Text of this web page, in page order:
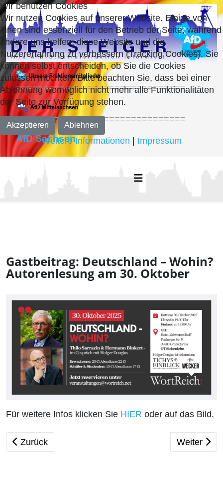
===============================
===============================
AfD Sachsen
Gastbeitrag: Deutschland – Wohin?
Autorenlesung am 30. Oktober
Für weitere Infos klicken Sie HIER oder auf das Bild.
Vorheriger Beitrag: Jeden Donnerstag im Oktober -
Zurück Nächster
Weiter
Wir benutzen Cookies
Wir nutzen Cookies auf unserer Website. Einige von
ihnen sind essenziell für den Betrieb der Seite, während
andere uns helfen, diese Website und die
Nutzererfahrung zu verbessern (Tracking Cookies). Sie
können selbst entscheiden, ob Sie die Cookies
zulassen möchten. Bitte beachten Sie, dass bei einer
Ablehnung womöglich nicht mehr alle Funktionalitäten
der Seite zur Verfügung stehen.
Akzeptieren Ablehnen
Weitere Informationen Impressum